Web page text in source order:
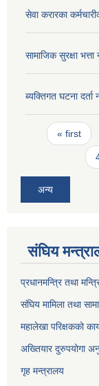
सेवा करारका
सामाजिक सुरक्षा भत्ता
ब्यक्तिगत घटना दर्ता
Pages
« first
अन्य
संघिय
प्रधानमन्त्रि तथा
संघिय मामिला तथा
महालेखा परिक्षकको
अख्तियार दुरुपयोगा
गृह मन्त्रालय